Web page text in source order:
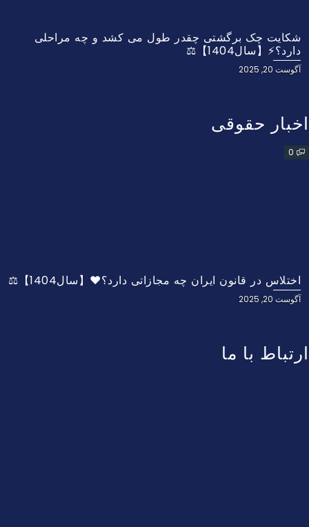
شکایت چک برگشتی چقدر طول می کشد و چه مراحلی
دارد؟⚡【سال1404】⚖️
آگوست 20, 2025
اخبار حقوقی
0
اختلاس در قانون ایران چه مجازاتی دارد؟❤️【سال1404】⚖️
آگوست 20, 2025
ارتباط با ما